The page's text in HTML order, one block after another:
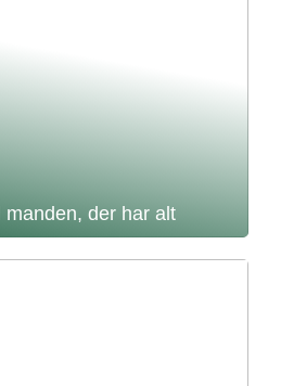
der har alt